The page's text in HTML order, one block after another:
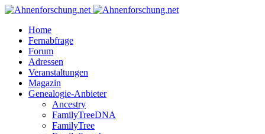
Home
Fernabfrage
Forum
Adressen
Veranstaltungen
Magazin
Genealogie-Anbieter
Ancestry
FamilyTreeDNA
FamilyTree